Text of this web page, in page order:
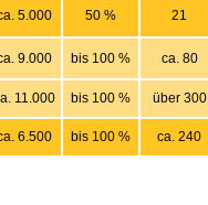
5.000 50 % 21
9.000 bis 100 % ca. 80
11.000 bis 100 % über 300
6.500 bis 100 % ca. 240